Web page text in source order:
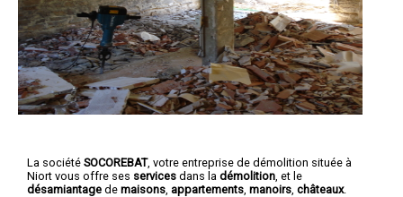
La société SOCOREBAT, votre entreprise de démolition située à
Niort vous offre ses services dans la démolition , et le
désamiantage de maisons appartements manoirs châteaux.